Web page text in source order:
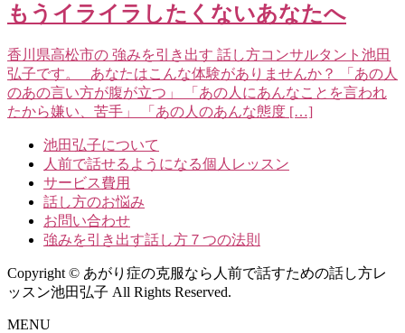
もうイライラしたくないあなたへ
香川県高松市の 強みを引き出す 話し方コンサルタント池田
弘子です。 あなたはこんな体験がありませんか？ 「あの人
のあの言い方が腹が立つ」 「あの人にあんなことを言われ
たから嫌い、苦手」 「あの人のあんな態度 […]
池田弘子について
人前で話せるようになる個人レッスン
サービス費用
話し方のお悩み
お問い合わせ
強みを引き出す話し方７つの法則
Copyright © あがり症の克服なら人前で話すための話し方レ
ッスン池田弘子 All Rights Reserved.
MENU